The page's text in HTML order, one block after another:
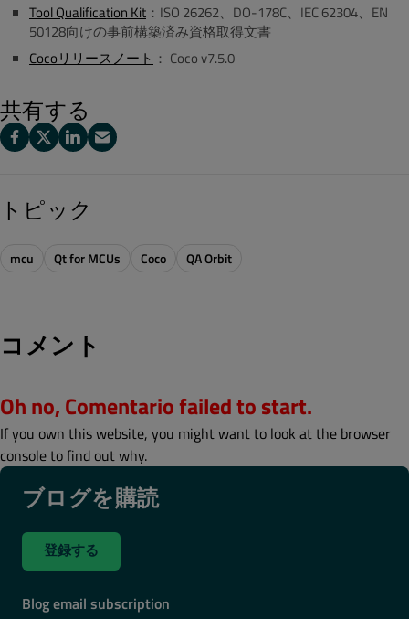
Tool Qualification Kit ：ISO 26262、DO-178C、IEC 62304、EN
50128向けの事前構築済み資格取得文書
Cocoリリースノート ： Coco v7.5.0
共有する
トピック
mcu Qt for MCUs Coco QA Orbit
コメント
Oh no, Comentario failed to start.
If you own this website, you might want to look at the browser
console to find out why.
ブログを購読
登録する
Blog email subscription